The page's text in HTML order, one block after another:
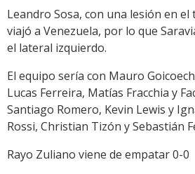
Leandro Sosa, con una lesión en
viajó a Venezuela, por lo que
el lateral izquierdo.
El equipo sería con Mauro
Lucas Ferreira, Matías Fracchia y
Santiago Romero, Kevin Lewis y
Rossi, Christian Tizón y Sebastián
Rayo Zuliano viene de empatar 0-0